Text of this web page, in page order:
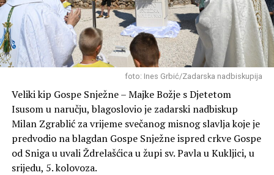
Članovi Lovačkog društva “Diana” redovito obilaze i
grade pojilišta za divljač u svojim lovištima (poput
Blatskog gaja, Novigrada, Škabrnje o ostalih lokacija)
kako bi životinjama osigurali svježu vodu tijekom ljetnih
suša i kako bi se zaštitilo njihovo stanište.
foto: Ines Grbić/Zadarska nadbiskupija
Veliki kip Gospe Snježne – Majke Božje s Djetetom
Isusom u naručju, blagoslovio je zadarski nadbiskup
Milan Zgrablić za vrijeme svečanog misnog slavlja koje je
predvodio na blagdan Gospe Snježne ispred crkve Gospe
od Sniga u uvali Ždrelašćica u župi sv. Pavla u Kukljici, u
srijedu, 5. kolovoza.